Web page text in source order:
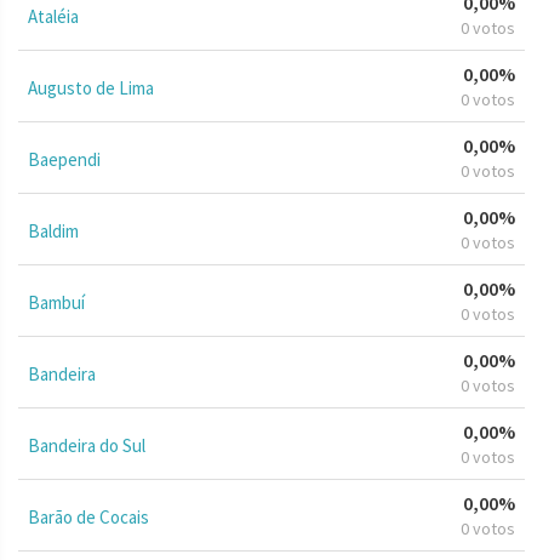
Ataléia 0 votos
Augusto de Lima
0,00%
0 votos
Baependi
0,00%
0 votos
Baldim
0,00%
0 votos
Bambuí
0,00%
0 votos
Bandeira
0,00%
0 votos
Bandeira do Sul
0,00%
0 votos
Barão de Cocais
0,00%
0 votos